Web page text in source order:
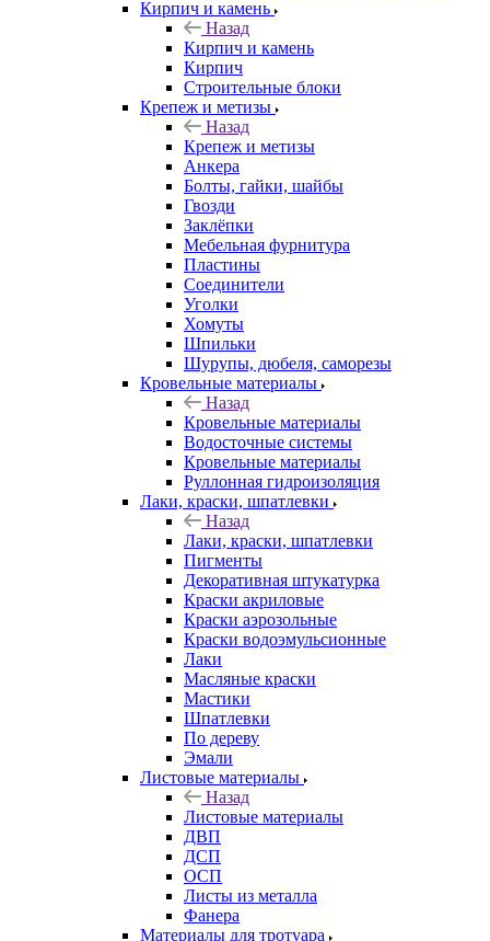
Кирпич и камень
Назад
Кирпич и камень
Кирпич
Строительные блоки
Крепеж и метизы
Назад
Крепеж и метизы
Анкера
Болты, гайки, шайбы
Гвозди
Заклёпки
Мебельная фурнитура
Пластины
Соединители
Уголки
Хомуты
Шпильки
Шурупы, дюбеля, саморезы
Кровельные материалы
Назад
Кровельные материалы
Водосточные системы
Кровельные материалы
Руллонная гидроизоляция
Лаки, краски, шпатлевки
Назад
Лаки, краски, шпатлевки
Пигменты
Декоративная штукатурка
Краски акриловые
Краски аэрозольные
Краски водоэмульсионные
Лаки
Масляные краски
Мастики
Шпатлевки
По дереву
Эмали
Листовые материалы
Назад
Листовые материалы
ДВП
ДСП
ОСП
Листы из металла
Фанера
Материалы для тротуара